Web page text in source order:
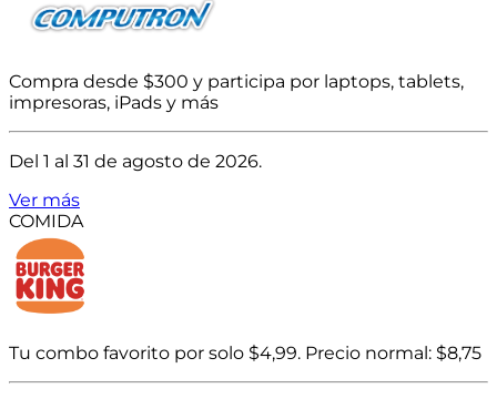
Compra desde $300 y participa por laptops, tablets,
impresoras, iPads y más
Del 1 al 31 de agosto de 2026.
Ver más
COMIDA
Tu combo favorito por solo $4,99. Precio normal: $8,75